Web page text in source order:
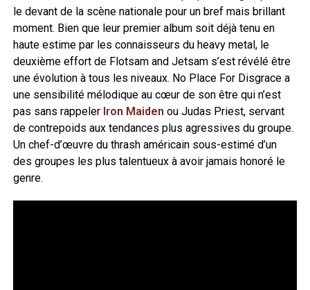
le devant de la scène nationale pour un bref mais brillant
moment. Bien que leur premier album soit déjà tenu en
haute estime par les connaisseurs du heavy metal, le
deuxième effort de Flotsam and Jetsam s’est révélé être
une évolution à tous les niveaux. No Place For Disgrace a
une sensibilité mélodique au cœur de son être qui n’est
pas sans rappeler Iron Maiden ou Judas Priest, servant
de contrepoids aux tendances plus agressives du groupe.
Un chef-d’œuvre du thrash américain sous-estimé d’un
des groupes les plus talentueux à avoir jamais honoré le
genre.